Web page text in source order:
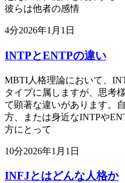
彼らは他者の感情
4分2026年1月1日
INTPとENTPの違い
MBTI人格理論において、
タイプに属しますが、思考
て顕著な違いがあります。
方、または身近なINTPや
方にとって
10分2026年1月1日
INFJとはどんな人格か